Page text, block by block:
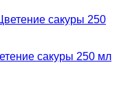
сакуры 250 мл